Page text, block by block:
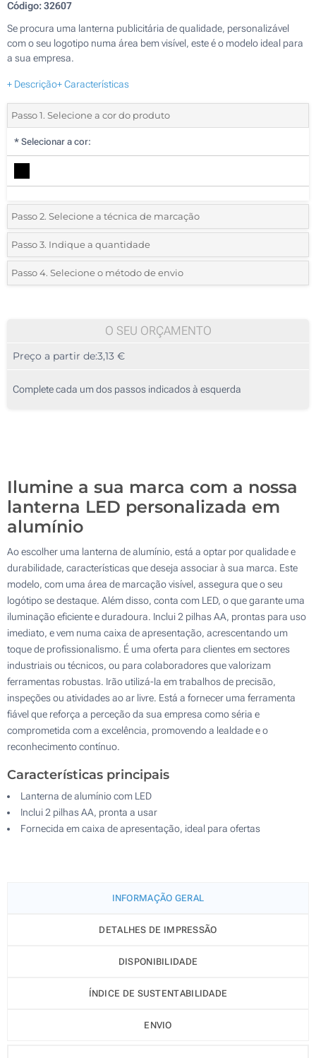
Código:32607
Se procura uma lanterna publicitária de qualidade, personalizável
com o seu logotipo numa área bem visível, este é o modelo ideal para
a sua empresa.
+ Descrição+ Características
Passo 1. Selecione a cor do produto
* Selecionar a cor:
Passo 2. Selecione a técnica de marcação
*Selecione o tipo de marcação e as cores do logotipo:
1 Cor (No corpo)
Passo 3. Indique a quantidade
*Quantidade mínima:10
20
50
Passo 4. Selecione o método de envio
O SEU ORÇAMENTO
Preço a partir de:3,13 €
Complete cada um dos passos indicados à esquerda
Ilumine a sua marca com a nossa
lanterna LED personalizada em
alumínio
Ao escolher uma lanterna de alumínio, está a optar por qualidade e
durabilidade, características que deseja associar à sua marca. Este
modelo, com uma área de marcação visível, assegura que o seu
logótipo se destaque. Além disso, conta com LED, o que garante uma
iluminação eficiente e duradoura. Inclui 2 pilhas AA, prontas para uso
imediato, e vem numa caixa de apresentação, acrescentando um
toque de profissionalismo. É uma oferta para clientes em sectores
industriais ou técnicos, ou para colaboradores que valorizam
ferramentas robustas. Irão utilizá-la em trabalhos de precisão,
inspeções ou atividades ao ar livre. Está a fornecer uma ferramenta
fiável que reforça a perceção da sua empresa como séria e
comprometida com a excelência, promovendo a lealdade e o
reconhecimento contínuo.
Características principais
Lanterna de alumínio com LED
Inclui 2 pilhas AA, pronta a usar
Fornecida em caixa de apresentação, ideal para ofertas
INFORMAÇÃO GERAL
DETALHES DE IMPRESSÃO
DISPONIBILIDADE
ÍNDICE DE SUSTENTABILIDADE
ENVIO